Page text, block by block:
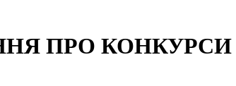
ПРО КОНКУРСИ